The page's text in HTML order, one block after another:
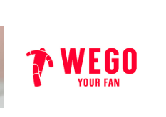
あなただけのオンリーワンをお手伝
いします。